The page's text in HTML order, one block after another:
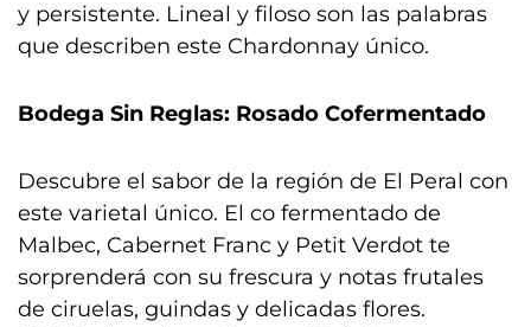
y persistente. Lineal y filoso son las palabras
que describen este Chardonnay único.
Bodega Sin Reglas: Rosado Cofermentado
Descubre el sabor de la región de El Peral con
este varietal único. El co fermentado de
Malbec, Cabernet Franc y Petit Verdot te
sorprenderá con su frescura y notas frutales
de ciruelas, guindas y delicadas flores.